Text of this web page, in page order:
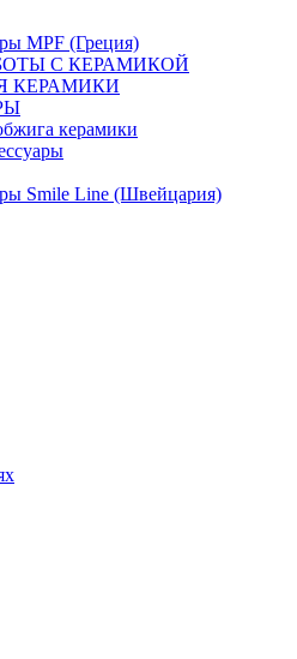
MPF (Греция)
С КЕРАМИКОЙ
КЕРАМИКИ
керамики
Smile Line (Швейцария)